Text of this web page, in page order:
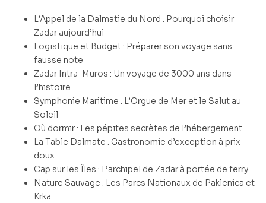
L’Appel de la Dalmatie du Nord : Pourquoi choisir
Zadar aujourd’hui
Logistique et Budget : Préparer son voyage sans
fausse note
Zadar Intra-Muros : Un voyage de 3000 ans dans
l’histoire
Symphonie Maritime : L’Orgue de Mer et le Salut au
Soleil
Où dormir : Les pépites secrètes de l’hébergement
La Table Dalmate : Gastronomie d’exception à prix
doux
Cap sur les Îles : L’archipel de Zadar à portée de ferry
Nature Sauvage : Les Parcs Nationaux de Paklenica et
Krka